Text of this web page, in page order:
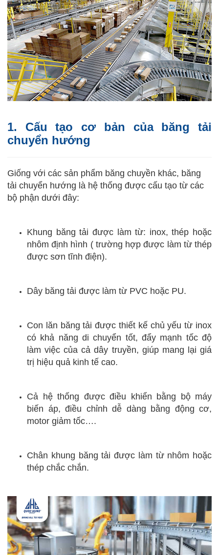
1. Cấu tạo cơ bản của băng tải
chuyển hướng
Giống với các sản phẩm băng chuyền khác, băng
tải chuyển hướng là hệ thống được cấu tạo từ các
bộ phận dưới đây:
Khung băng tải được làm từ: inox, thép hoặc
nhôm định hình ( trường hợp được làm từ thép
được sơn tĩnh điện).
Dây băng tải được làm từ PVC hoặc PU.
Con lăn băng tải được thiết kế chủ yếu từ inox
có khả năng di chuyển tốt, đẩy mạnh tốc độ
làm việc của cả dây truyền, giúp mang lại giá
trị hiệu quả kinh tế cao.
Cả hệ thống được điều khiển bằng bộ máy
biến áp, điều chỉnh dễ dàng bằng động cơ,
motor giảm tốc….
Chân khung băng tải được làm từ nhôm hoặc
thép chắc chắn.